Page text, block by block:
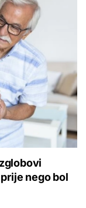
nego bol